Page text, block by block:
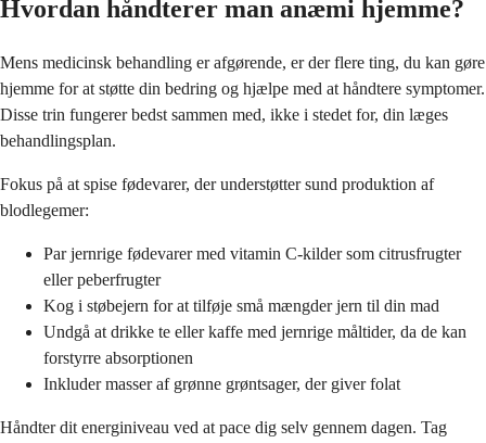
Hvordan håndterer man anæmi hjemme?
Mens medicinsk behandling er afgørende, er der flere ting, du kan gøre
hjemme for at støtte din bedring og hjælpe med at håndtere symptomer.
Disse trin fungerer bedst sammen med, ikke i stedet for, din læges
behandlingsplan.
Fokus på at spise fødevarer, der understøtter sund produktion af
blodlegemer:
Par jernrige fødevarer med vitamin C-kilder som citrusfrugter
eller peberfrugter
Kog i støbejern for at tilføje små mængder jern til din mad
Undgå at drikke te eller kaffe med jernrige måltider, da de kan
forstyrre absorptionen
Inkluder masser af grønne grøntsager, der giver folat
Håndter dit energiniveau ved at pace dig selv gennem dagen. Tag